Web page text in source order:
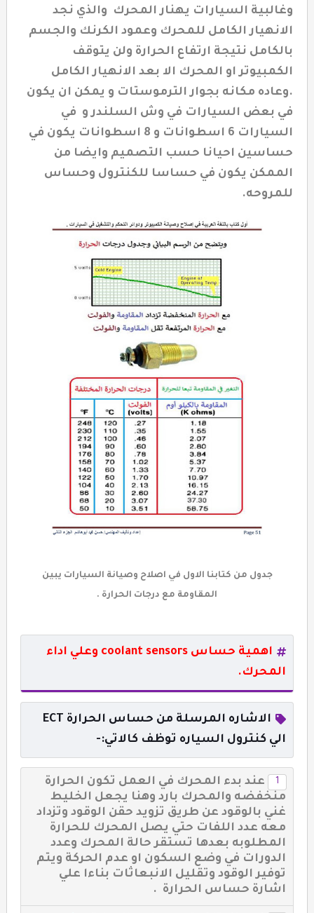
وغالبية السيارات يهنار المحرك والذي نجد
الانهيار الكامل للمحرك وعمود الكرنك والجسم
بالكامل نتيجة ارتفاع الحرارة ولن يتوقف
الكمبيوتر او المحرك الا بعد الانهيار الكامل
.وعاده مكانه بجوار الترموستات و يمكن ان يكون
في بعض السيارات في وش السلندر و في
السيارات 6 اسطوانات و 8 اسطوانات يكون في
حساسين احيانا حسب التصميم وايضا من
الممكن يكون في حساسا للكنترول وحساس
للمروحه.
جدول من كتابنا الاول في اصلاح وصيانة السيارات يبين
المقاومة مع درجات الحرارة .
اهمية حساس coolant sensors وعلي اداء
المحرك.
الاشاره المرسلة من حساس الحرارة ECT
الي كنترول السياره توظف كالاتي:-
عند بدء المحرك في العمل تكون الحرارة
منخفضه والمحرك بارد وهنا يجعل الخليط
غني بالوقود عن طريق تزويد حقن الوقود وتزداد
معه عدد اللفات حتي يصل المحرك للحرارة
المطلوبه بعدها تستقر حالة المحرك وعدد
الدورات في وضع السكون او عدم الحركة ويتم
توفير الوقود وتقليل الانبعاثات بناءا علي
اشارة حساس الحرارة .